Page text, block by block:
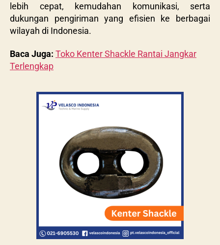
lebih cepat, kemudahan komunikasi, serta
dukungan pengiriman yang efisien ke berbagai
wilayah di Indonesia.
Baca Juga: Toko Kenter Shackle Rantai Jangkar
Terlengkap